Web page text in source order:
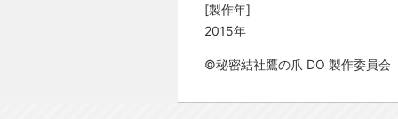
[製作年]
2015年
©秘密結社鷹の爪 DO 製作委員会